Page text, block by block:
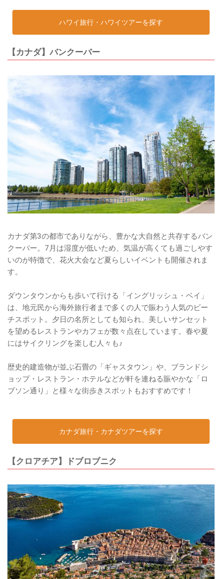
ハワイ旅行・ハワイツアーを探す
【カナダ】バンクーバー
カナダ第3の都市でありながら、豊かな大自然と共存するバン
クーバー。7月は湿度が低いため、気温が高くても過ごしやす
いのが特徴で、花火大会など夏らしいイベントも開催されま
す。
ダウンタウンからも歩いて行ける「イングリッシュ・ベイ」
は、地元民から海外旅行者まで多くの人で賑わう人気のビー
チスポット。夕日の名所としても知られ、美しいサンセット
を望めるレストランやカフェが数々点在しています。春や夏
にはサイクリングを楽しむ人々も♪
歴史的建造物が並ぶ石畳の「ギャスタウン」や、ブランドシ
ョップ・レストラン・ホテルなどが軒を連ねる賑やかな「ロ
ブソン通り」と様々な街歩きスポットもおすすめです！
カナダ旅行・カナダツアーを探す
【クロアチア】ドブロブニク